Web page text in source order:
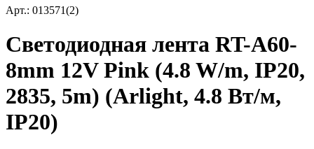
Арт.: 013571(2)
Светодиодная лента RT-A60-
8mm 12V Pink (4.8 W/m, IP20,
2835, 5m) (Arlight, 4.8 Вт/м,
IP20)